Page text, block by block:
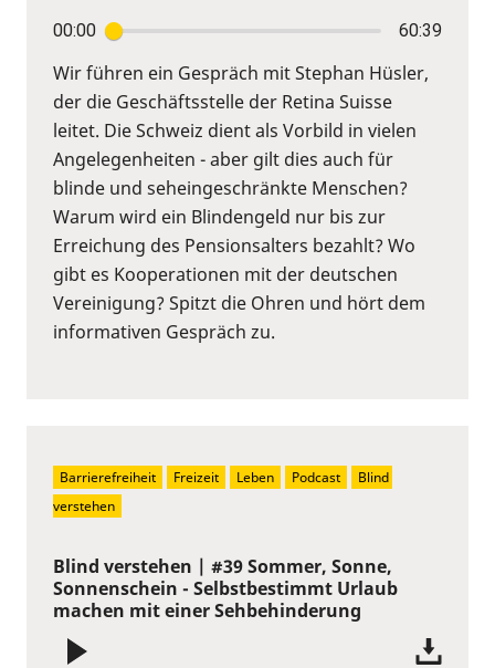
00:00 60:39
Wir führen ein Gespräch mit Stephan Hüsler,
der die Geschäftsstelle der Retina Suisse
leitet. Die Schweiz dient als Vorbild in vielen
Angelegenheiten - aber gilt dies auch für
blinde und seheingeschränkte Menschen?
Warum wird ein Blindengeld nur bis zur
Erreichung des Pensionsalters bezahlt? Wo
gibt es Kooperationen mit der deutschen
Vereinigung? Spitzt die Ohren und hört dem
informativen Gespräch zu.
Blind verstehen | #39 Sommer, Sonne,
Sonnenschein - Selbstbestimmt Urlaub
machen mit einer Sehbehinderung
Barrierefreiheit Freizeit Leben Podcast
Blind
verstehen